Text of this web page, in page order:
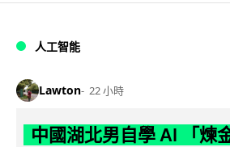
人工智能
Lawton 22 小時
中國湖北男自學 AI 「煉